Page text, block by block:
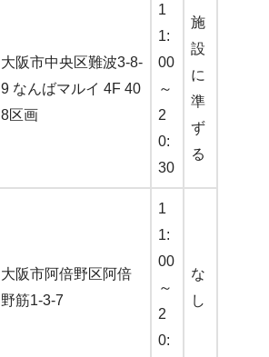
大阪市中央区難波3-8-
9 なんばマルイ 4F 40
8区画
1
1:
00
～
2
0:
30
施
設
に
準
ず
る
大阪市阿倍野区阿倍
野筋1-3-7
1
1:
00
～
2
0:
な
し